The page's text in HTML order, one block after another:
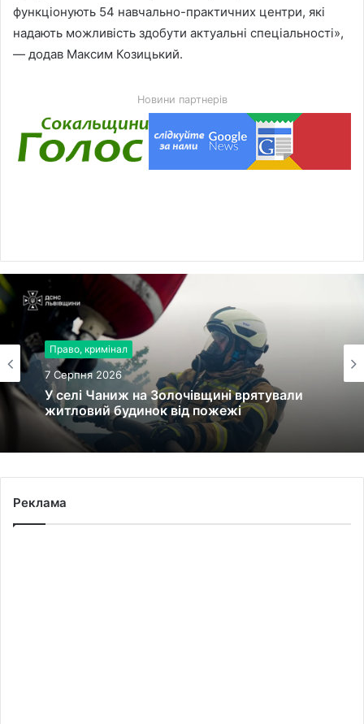
функціонують 54 навчально-практичних центри, які
надають можливість здобути актуальні спеціальності»,
— додав Максим Козицький.
Новини партнерів
Право, кримінал
7 Серпня 2026
У селі Чаниж на Золочівщині врятували
житловий будинок від пожежі
Реклама